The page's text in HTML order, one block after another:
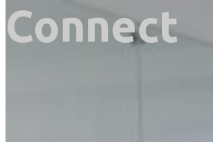
Connect